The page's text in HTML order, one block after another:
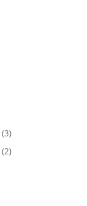
(3)
(2)